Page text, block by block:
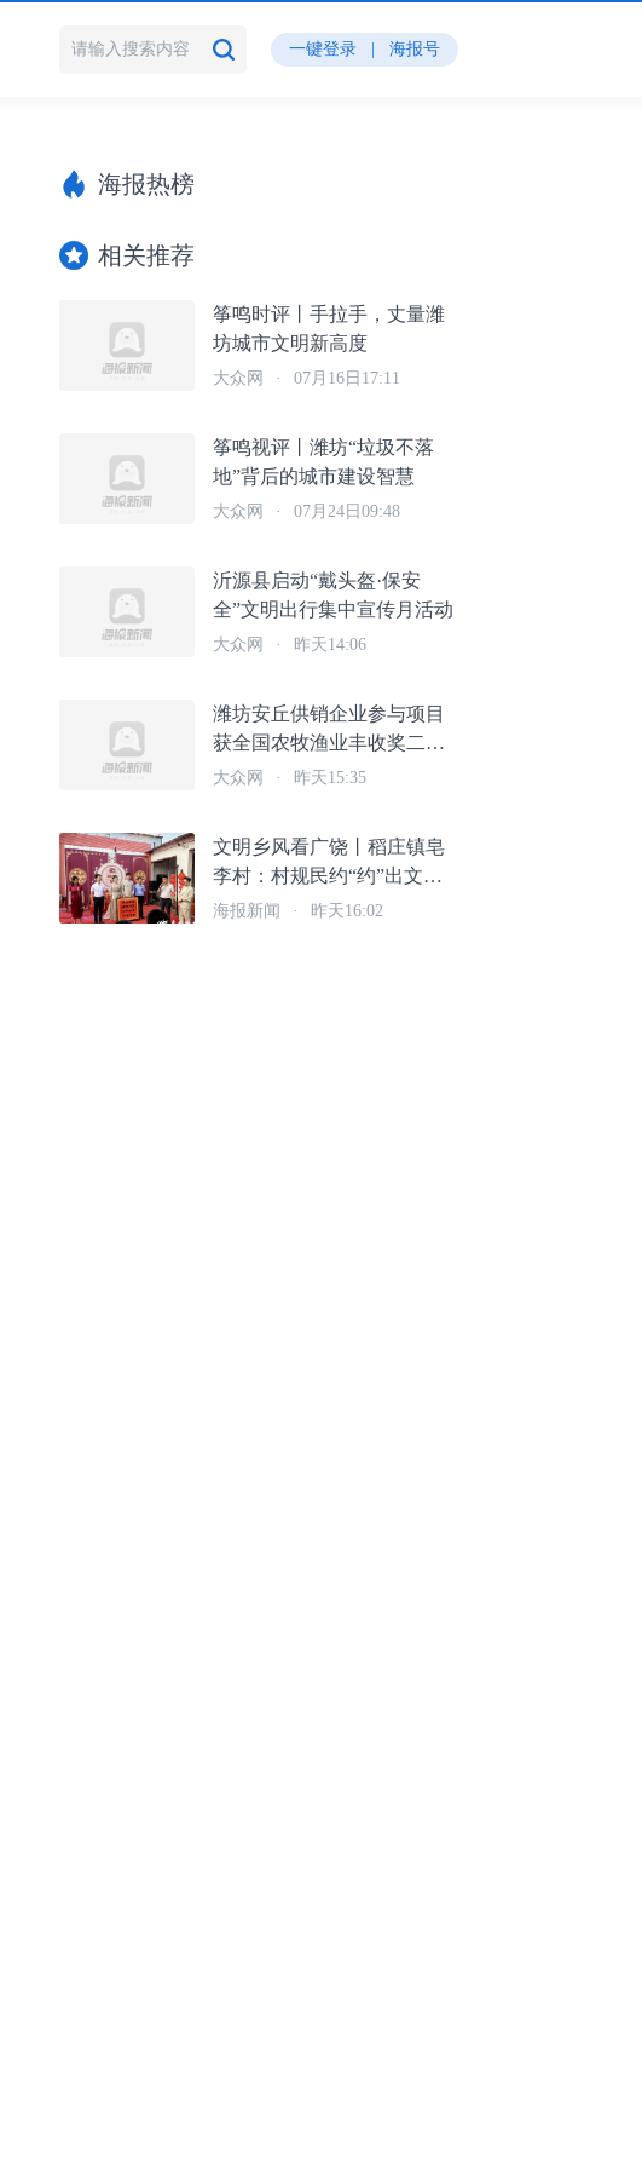
一键登录 海报号
海报热榜
相关推荐
筝鸣时评丨手拉手，丈量潍
坊城市文明新高度
大众网 · 07月16日17:11
筝鸣视评丨潍坊“垃圾不落
地”背后的城市建设智慧
大众网 · 07月24日09:48
沂源县启动“戴头盔·保安
全”文明出行集中宣传月活动
大众网 · 昨天14:06
潍坊安丘供销企业参与项目
获全国农牧渔业丰收奖二等
奖
大众网 · 昨天15:35
文明乡风看广饶丨稻庄镇皂
李村：村规民约“约”出文明
新风 简朴婚礼“简”出幸福成
海报新闻 · 昨天16:02